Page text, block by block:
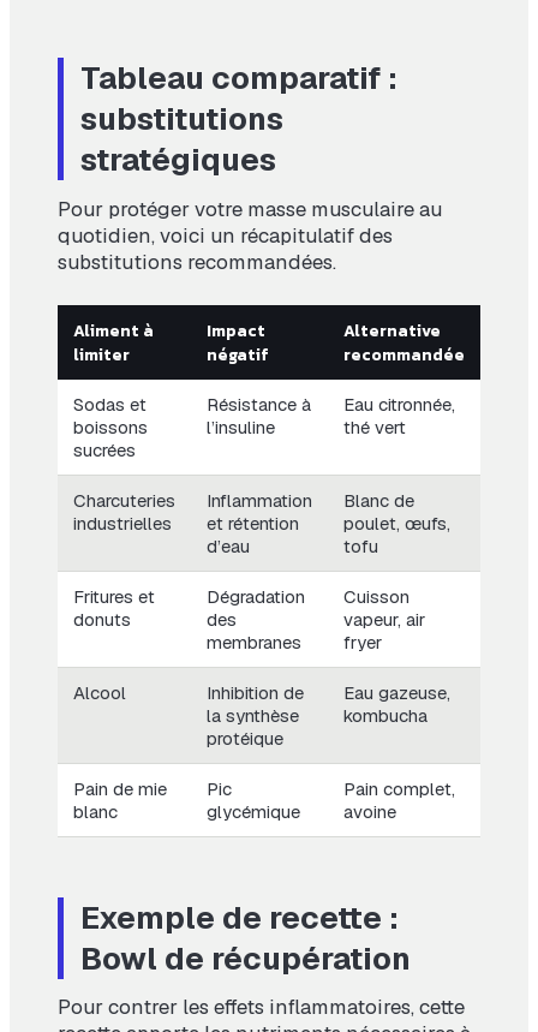
Tableau comparatif :
substitutions
stratégiques
Pour protéger votre masse musculaire au
quotidien, voici un récapitulatif des
substitutions recommandées.
Aliment à
limiter
Impact
négatif
Alternative
recommandée
Sodas et
boissons
sucrées
Résistance à
l’insuline
Eau citronnée,
thé vert
Charcuteries
industrielles
Inflammation
et rétention
d’eau
Blanc de
poulet, œufs,
tofu
Fritures et
donuts
Dégradation
des
membranes
Cuisson
vapeur, air
fryer
Alcool
Inhibition de
la synthèse
protéique
Eau gazeuse,
kombucha
Pain de mie
blanc
Pic
glycémique
Pain complet,
avoine
Exemple de recette :
Bowl de récupération
Pour contrer les effets inflammatoires, cette